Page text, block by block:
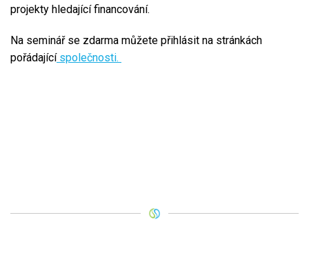
projekty hledající financování.
Na seminář se zdarma můžete přihlásit na stránkách
pořádajícíspolečnosti.